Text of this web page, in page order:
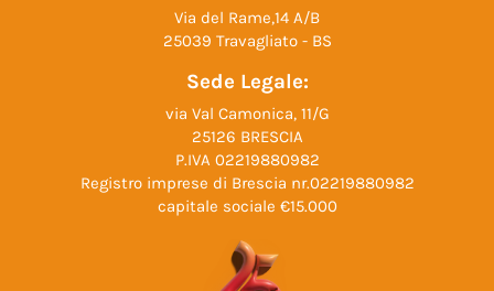
Via del Rame,14 A/B
25039 Travagliato - BS
Sede Legale:
via Val Camonica, 11/G
25126 BRESCIA
P.IVA 02219880982
Registro imprese di Brescia nr.02219880982
capitale sociale €15.000